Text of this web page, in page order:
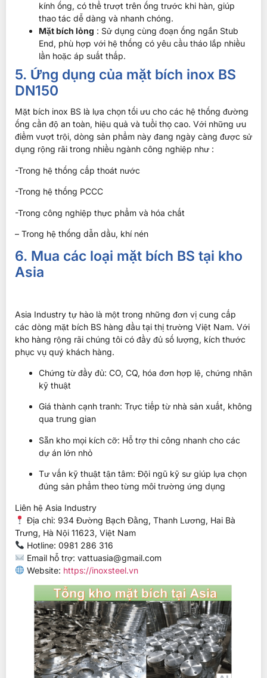
kính ống, có thể trượt trên ống trước khi hàn, giúp
thao tác dễ dàng và nhanh chóng.
Mặt bích lỏng : Sử dụng cùng đoạn ống ngắn Stub
End, phù hợp với hệ thống có yêu cầu tháo lắp nhiều
lần hoặc áp suất thấp.
5. Ứng dụng của mặt bích inox BS
DN150
Mặt bích inox BS là lựa chọn tối ưu cho các hệ thống đường
ống cần độ an toàn, hiệu quả và tuổi thọ cao. Với những ưu
điểm vượt trội, dòng sản phẩm này đang ngày càng được sử
dụng rộng rãi trong nhiều ngành công nghiệp như :
-Trong hệ thống cấp thoát nước
-Trong hệ thống PCCC
-Trong công nghiệp thực phẩm và hóa chất
– Trong hệ thống dẫn dầu, khí nén
6. Mua các loại mặt bích BS tại kho
Asia
Asia Industry tự hào là một trong những đơn vị cung cấp
các dòng mặt bích BS hàng đầu tại thị trường Việt Nam. Với
kho hàng rộng rãi chúng tôi có đầy đủ số lượng, kích thước
phục vụ quý khách hàng.
Chứng từ đầy đủ: CO, CQ, hóa đơn hợp lệ, chứng nhận
kỹ thuật
Giá thành cạnh tranh: Trực tiếp từ nhà sản xuất, không
qua trung gian
Sẵn kho mọi kích cỡ: Hỗ trợ thi công nhanh cho các
dự án lớn nhỏ
Tư vấn kỹ thuật tận tâm: Đội ngũ kỹ sư giúp lựa chọn
đúng sản phẩm theo từng môi trường ứng dụng
Liên hệ Asia Industry
Địa chỉ: 934 Đường Bạch Đằng, Thanh Lương, Hai Bà
Trưng, Hà Nội 11623, Việt Nam
Hotline: 0981 286 316
Email hỗ trợ: vattuasia@gmail.com
Website: https://inoxsteel.vn